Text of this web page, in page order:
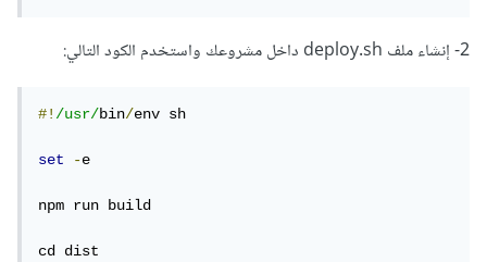
2- إنشاء ملف deploy.sh داخل مشروعك واستخدم الكود التالي:
#!/usr/bin/env sh
set -e
npm run build
cd dist